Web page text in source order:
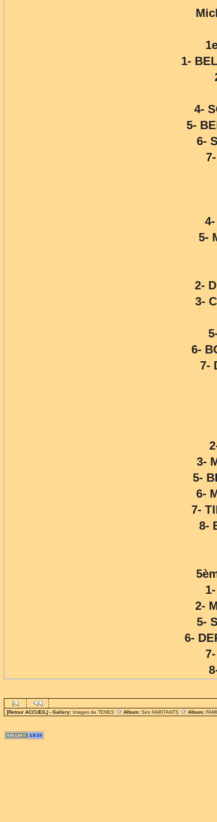
1-
4-
5-
6-
5-
2-
3-
6-
7-
3-
5-
6-
7-
8-
2-
5-
6-
[Retour ACCUEIL] - Gallery: Images de TENES Album: Ses HABITANTS Album: